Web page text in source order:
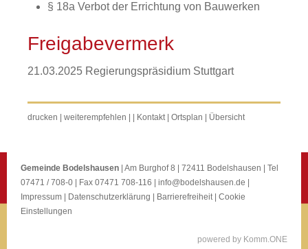
§ 18a Verbot der Errichtung von Bauwerken
Freigabevermerk
21.03.2025 Regierungspräsidium Stuttgart
drucken weiterempfehlen Kontakt| Ortsplan Übersicht
Gemeinde Bodelshausen | Am Burghof 8 | 72411 Bodelshausen | Tel
07471 / 708-0 | Fax 07471 708-116 | info@bodelshausen.de
Impressum
Datenschutzerklärung Barrierefreiheit| Cookie
Einstellungen
powered by Komm.ONE